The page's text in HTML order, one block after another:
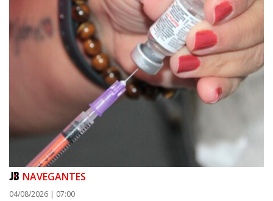
NAVEGANTES
04/08/2026 | 07:00